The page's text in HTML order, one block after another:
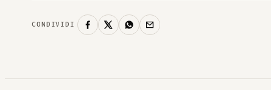
CONDIVIDI